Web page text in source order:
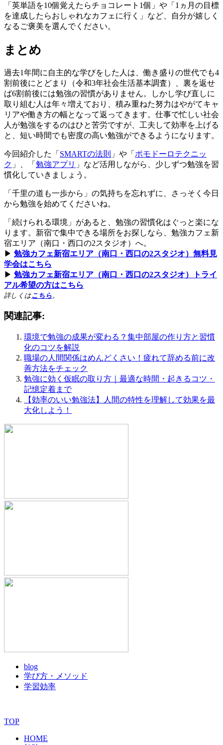
「英単語を10個覚えたらチョコレート1個」や「1ヵ月の目標
を達成したらおしゃれなカフェに行く」など、自分が嬉しく
なるご褒美を選んでください。
まとめ
過去1年間に自主的な学びをした人は、働き盛りの世代でも4
割前後にとどまり（令和3年社会生活基本調査）、裏を返せ
ば6割前後には勉強の習慣がありません。しかし学び直しに
取り組む人は年々増えており、積み重ねた努力はやがてキャ
リアや働き方の幅となって返ってきます。仕事で忙しい社会
人が勉強をするのはひと苦労ですが、工夫して効率を上げる
と、短い時間でも密度の高い勉強ができるようになります。
今回紹介した「 SMARTの法則 」や「 ポモドーロテクニッ
ク 」、「 勉強アプリ 」など活用しながら、少しずつ勉強を習
慣化していきましょう。
「千里の道も一歩から」の気持ちを忘れずに、さっそく今日
から勉強を始めてくださいね。
「続けられる環境」があると、勉強の習慣化はぐっと楽にな
ります。新宿で集中できる場所をお探しなら、勉強カフェ新
宿エリア（南口・西口の2スタジオ）へ。
▶︎ 勉強カフェ新宿エリア（南口・西口の2スタジオ）無料見
学会はこちら
▶︎ 勉強カフェ新宿エリア（南口・西口の2スタジオ）トライ
アル希望の方はこちら
詳しくはこちら。
関連記事:
環境で勉強の成果が変わる？集中部屋の作り方と習慣
化のコツを解説
職場の人間関係はめんどくさい！疲れて辞める前に改
善方法をチェック
勉強に効く仮眠の取り方｜最適な時間・起きるコツ・
記憶定着まで
【効率のいい勉強法】人間の特性を理解して効果を最
大化しよう！
blog
学び方・メソッド
学習効率
TOP
HOME